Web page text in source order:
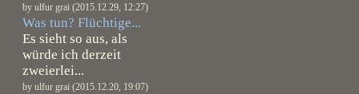
by ulfur grai (2015.12.29, 12:27)
Was tun? Flüchtige...
Es sieht so aus, als
würde ich derzeit
zweierlei...
by ulfur grai (2015.12.20, 19:07)